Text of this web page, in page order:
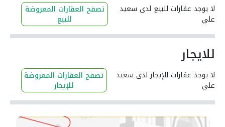
لا يوجد عقارات للبيع لدى سعيد
علي
تصفح العقارات المعروضة
للبيع
للايجار
لا يوجد عقارات للإيجار لدى سعيد
علي
تصفح العقارات المعروضة
للإيجار